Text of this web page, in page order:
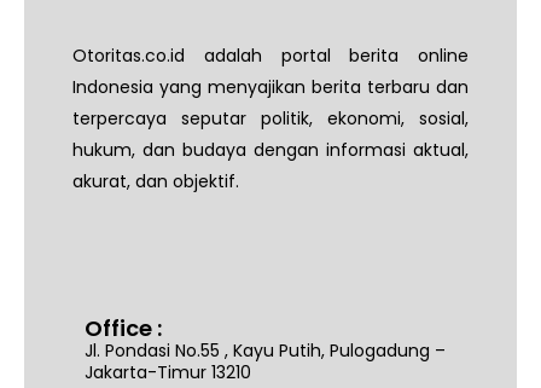
Otoritas.co.id adalah portal berita online
Indonesia yang menyajikan berita terbaru dan
terpercaya seputar politik, ekonomi, sosial,
hukum, dan budaya dengan informasi aktual,
akurat, dan objektif.
Office :
Jl. Pondasi No.55 , Kayu Putih, Pulogadung –
Jakarta-Timur 13210